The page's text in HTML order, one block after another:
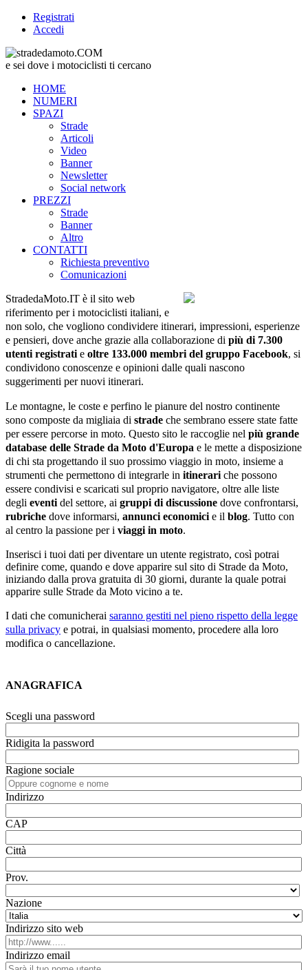
Registrati
Accedi
e sei dove i motociclisti ti cercano
HOME
NUMERI
SPAZI
Strade
Articoli
Video
Banner
Newsletter
Social network
PREZZI
Strade
Banner
Altro
CONTATTI
Richiesta preventivo
Comunicazioni
StradedaMoto.IT è il sito web
riferimento per i motociclisti italiani, e
non solo, che vogliono condividere itinerari, impressioni, esperienze
e pensieri, dove anche grazie alla collaborazione di più di 7.300
utenti registrati e oltre 133.000 membri del gruppo Facebook, si
condividono conoscenze e opinioni dalle quali nascono
suggerimenti per nuovi itinerari.
Le montagne, le coste e perfino le pianure del nostro continente
sono composte da migliaia di strade che sembrano essere state fatte
per essere percorse in moto. Questo sito le raccoglie nel più grande
database delle Strade da Moto d'Europa e le mette a disposizione
di chi sta progettando il suo prossimo viaggio in moto, insieme a
strumenti che permettono di integrarle in itinerari che possono
essere condivisi e scaricati sul proprio navigatore, oltre alle liste
degli eventi del settore, ai gruppi di discussione dove confrontarsi,
rubriche dove informarsi, annunci economici e il blog. Tutto con
al centro la passione per i viaggi in moto.
Inserisci i tuoi dati per diventare un utente registrato, così potrai
definire come, quando e dove apparire sul sito di Strade da Moto,
iniziando dalla prova gratuita di 30 giorni, durante la quale potrai
apparire sulle Strade da Moto vicino a te.
I dati che comunicherai saranno gestiti nel pieno rispetto della legge
sulla privacy e potrai, in qualsiasi momento, procedere alla loro
modifica o cancellazione.
ANAGRAFICA
Scegli una password
Ridigita la password
Ragione sociale
Indirizzo
CAP
Città
Prov.
Nazione
Indirizzo sito web
Indirizzo email